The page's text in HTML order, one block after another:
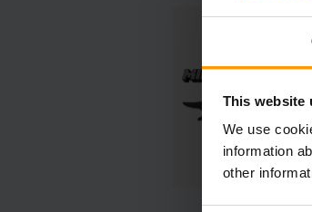
This website
We use
information
other